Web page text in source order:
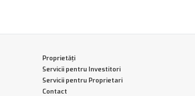
Proprietăți
Servicii pentru Investitori
Servicii pentru Proprietari
Contact